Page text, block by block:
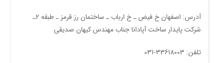
آدرس: اصفهان خ فیض ـ خ ارباب ـ ساختمان رز قرمز ـ طبقه 2ـ
شرکت پایدار ساخت آپادانا جناب مهندس کیهان صدیقی
تلفن: 33618003-031